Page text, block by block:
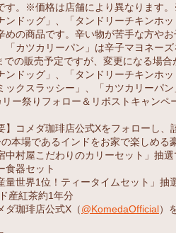
す。※価格は店舗により異なります
ドッグ」、「タンドリーチキンホ
めの商品です。辛い物が苦手な方や
「カツカリーパン」は辛子マヨネー
の販売予定ですが、変更になる場
ドッグ」、「タンドリーチキンホ
ックスラッシー」、「カツカリーパン
ー祭りフォロー＆リポストキャン
】コメダ珈琲店公式Xをフォローし
本場であるインドをお家で楽しめる
中村屋こだわりのカリーセット」抽
食器セット
量世界1位！ティータイムセット」
産紅茶約1年分
ダ珈琲店公式X（@KomedaOfficial）